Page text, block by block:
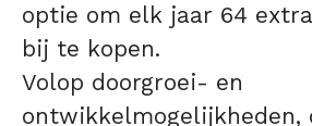
optie om elk jaar 64
bij te kopen.
Volop doorgroei- en
ontwikkelmogelijkheden,